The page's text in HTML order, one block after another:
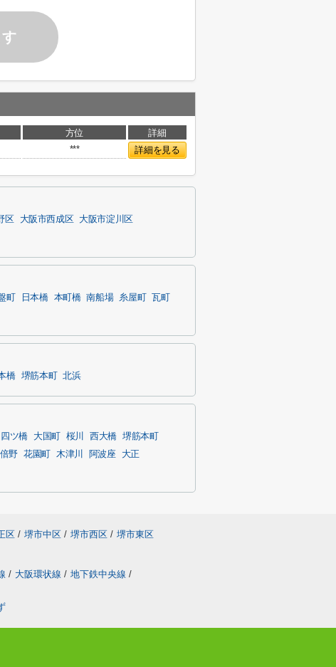
方位
詳細
*** 詳細を見る
区 大阪市西成区
大阪市淀川区
町 日本橋 本町橋 南船場 糸屋町
瓦町
橋 堺筋本町 北浜
四ツ橋 大国町 桜川 西大橋 堺筋本町
野 花園町 木津川 阿波座
大正
区 / 堺市中区 / 堺市西区 / 堺市東区
/ 大阪環状線 / 地下鉄中央線 /